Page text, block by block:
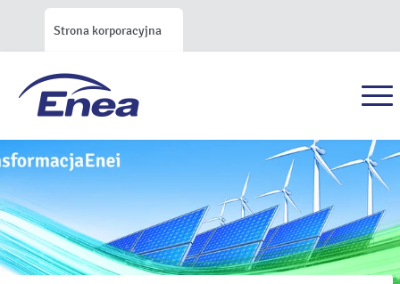
Strona korporacyjna